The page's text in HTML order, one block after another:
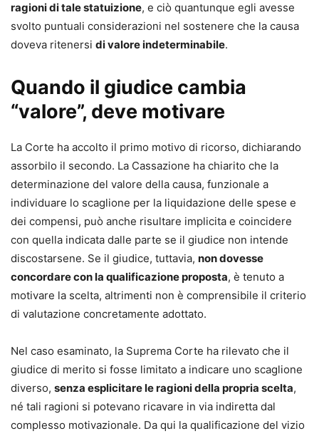
•parti e difensori, mediazione e negoziazione assistita;
•giudizio di primo grado davanti al tribunale e al giudice di
pace;
• controversie di lavoro;
precetto ed esecuzione, opposizioni all’esecuzione;
•procedimento di ingiunzione, sfratto e finita locazione;
procedimenti cautelari e procedimento semplificato di
cognizione;
procedimenti possessori;
•
separazione, divorzio e cumulo delle domande;
arbitrato e trasferimento del contenzioso in sede
arbitrale.
• Aggiornamento normativo e giurisprudenziale costante
Impostazione pratico-operativa, pensata per l’attività
Formulari commentati e immediatamente utilizzabili
Schemi chiari per orientarsi tra riti, termini e
• Formulario online personalizzabile
, incluso con l’acquisto
ragioni di tale statuizione, e ciò quantunque egli avesse
svolto puntuali considerazioni nel sostenere che la causa
doveva ritenersi di valore indeterminabile.
Quando il giudice cambia
“valore”, deve motivare
La Corte ha accolto il primo motivo di ricorso, dichiarando
assorbilo il secondo. La Cassazione ha chiarito che la
determinazione del valore della causa, funzionale a
individuare lo scaglione per la liquidazione delle spese e
dei compensi, può anche risultare implicita e coincidere
con quella indicata dalle parte se il giudice non intende
discostarsene. Se il giudice, tuttavia, non dovesse
concordare con la qualificazione proposta, è tenuto a
motivare la scelta, altrimenti non è comprensibile il criterio
di valutazione concretamente adottato.
Nel caso esaminato, la Suprema Corte ha rilevato che il
giudice di merito si fosse limitato a indicare uno scaglione
diverso, senza esplicitare le ragioni della propria scelta,
né tali ragioni si potevano ricavare in via indiretta dal
complesso motivazionale. Da qui la qualificazione del vizio